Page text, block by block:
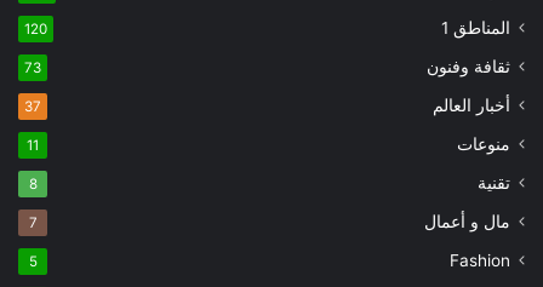
المناطق 1 120
ثقافة وفنون 73
أخبار العالم 37
منوعات 11
تقنية 8
مال و أعمال 7
Fashion
5